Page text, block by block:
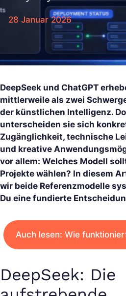
28 Januar 2026
DeepSeek und ChatGPT
mittlerweile als zwei
der künstlichen Intelligenz.
unterscheiden sie sich
Zugänglichkeit, technische
und kreative
vor allem: Welches Modell
Projekte wählen? In diesem
wir beide Referenzmodelle
Du eine fundierte
Auch lesen: Wie
DeepSeek: Die